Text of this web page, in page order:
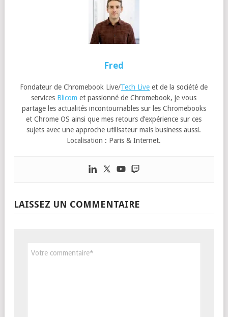
Fred
Fondateur de Chromebook Live/Tech Live et de la société de
services Blicom et passionné de Chromebook, je vous
partage les actualités incontournables sur les Chromebooks
et Chrome OS ainsi que mes retours d’expérience sur ces
sujets avec une approche utilisateur mais business aussi.
Localisation : Paris & Internet.
LAISSEZ UN COMMENTAIRE